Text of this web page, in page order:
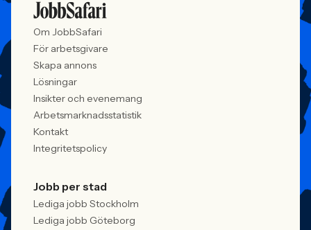
Om JobbSafari
För arbetsgivare
Skapa annons
Lösningar
Insikter och evenemang
Arbetsmarknadsstatistik
Kontakt
Integritetspolicy
Jobb per stad
Lediga jobb Stockholm
Lediga jobb Göteborg